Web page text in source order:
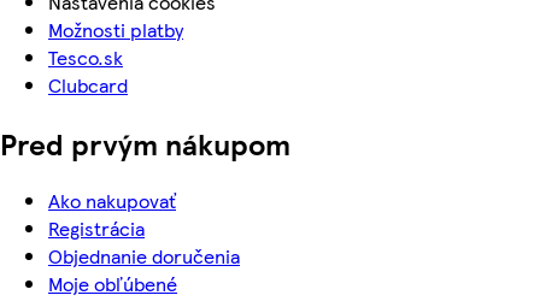
Možnosti platby
Tesco.sk
Clubcard
Pred prvým nákupom
Ako nakupovať
Registrácia
Objednanie doručenia
Moje obľúbené